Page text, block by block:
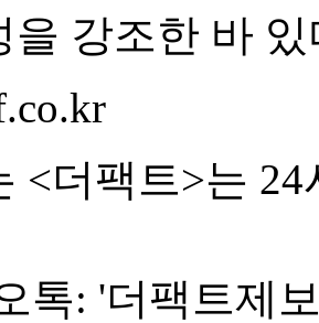
을 강조한 바 있
<더팩트>는
톡: '더팩트제